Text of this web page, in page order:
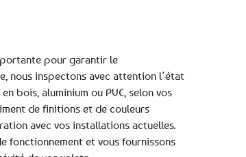
pour garantir le
nous inspectons avec attention l’état
bois, aluminium ou PVC, selon vos
de finitions et de couleurs
avec vos installations actuelles.
fonctionnement et vous fournissons